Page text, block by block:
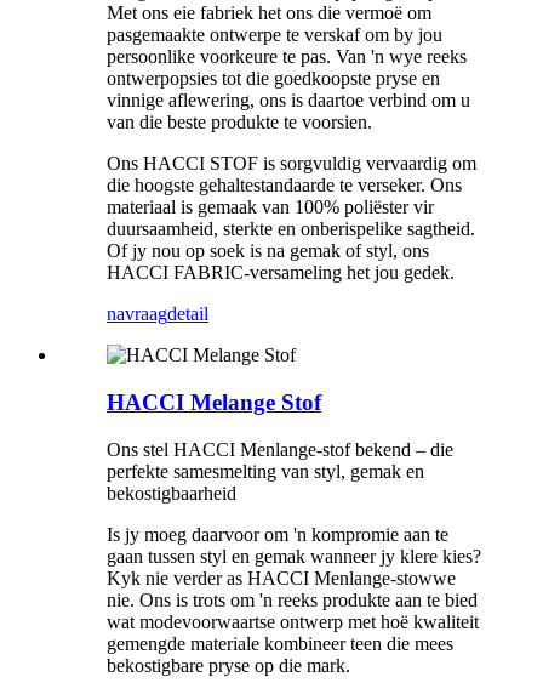
Met ons eie fabriek het ons die vermoë om
pasgemaakte ontwerpe te verskaf om by jou
persoonlike voorkeure te pas. Van 'n wye reeks
ontwerpopsies tot die goedkoopste pryse en
vinnige aflewering, ons is daartoe verbind om u
van die beste produkte te voorsien.
Ons HACCI STOF is sorgvuldig vervaardig om
die hoogste gehaltestandaarde te verseker. Ons
materiaal is gemaak van 100% poliëster vir
duursaamheid, sterkte en onberispelike sagtheid.
Of jy nou op soek is na gemak of styl, ons
HACCI FABRIC-versameling het jou gedek.
navraagdetail
HACCI Melange Stof
Ons stel HACCI Menlange-stof bekend – die
perfekte samesmelting van styl, gemak en
bekostigbaarheid
Is jy moeg daarvoor om 'n kompromie aan te
gaan tussen styl en gemak wanneer jy klere kies?
Kyk nie verder as HACCI Menlange-stowwe
nie. Ons is trots om 'n reeks produkte aan te bied
wat modevoorwaartse ontwerp met hoë kwaliteit
gemengde materiale kombineer teen die mees
bekostigbare pryse op die mark.